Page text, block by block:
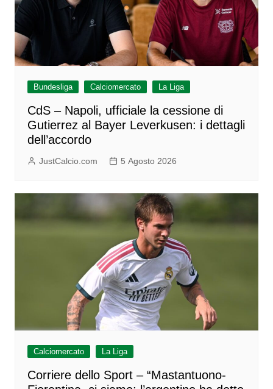
Bundesliga Calciomercato La Liga
CdS – Napoli, ufficiale la cessione di
Gutierrez al Bayer Leverkusen: i dettagli
dell’accordo
JustCalcio.com 5 Agosto 2026
Calciomercato La Liga
Corriere dello Sport – “Mastantuono-